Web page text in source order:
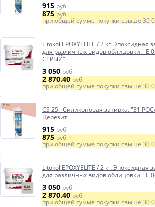
915 руб.
875руб.
при общей сумме покупки свыше 30
Litokol EPOXYELITE / 2 кг. Эпоксидная
для различных видов облицовки.
СЕРЫЙ"
3 050 руб.
2 870.40руб.
при общей сумме покупки свыше 30
CS 25. Силиконовая затирка. "31
Церезит
915 руб.
875руб.
при общей сумме покупки свыше 30
Litokol EPOXYELITE / 2 кг. Эпоксидная
для различных видов облицовки.
3 050 руб.
2 870.40руб.
при общей сумме покупки свыше 30